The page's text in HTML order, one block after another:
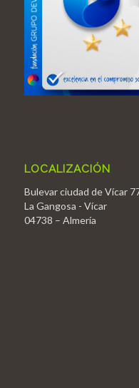
LOCALIZACIÓN
Bulevar ciudad de Vícar
La Gangosa - Vícar
04738 – Almería